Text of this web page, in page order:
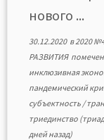
нового ...
30.12.2020в2020
РАЗВИТИЯ
инклюзивная
пандемический
субъектность /
триединство
дней назад)